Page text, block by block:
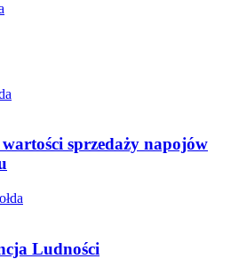
sprzedaży napojów
Ludności